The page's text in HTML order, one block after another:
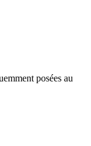
posées au